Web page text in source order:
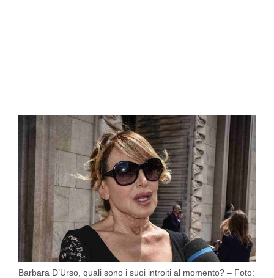
Barbara D’Urso, quali sono i suoi introiti al momento? – Foto: